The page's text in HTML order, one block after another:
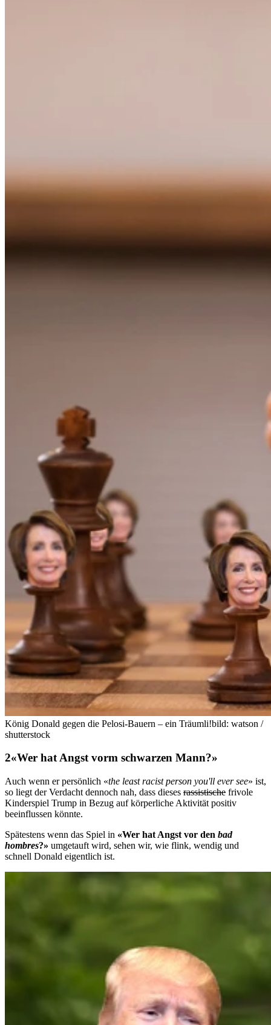
König Donald gegen die Pelosi-Bauern – ein Träumli!bild: watson /
shutterstock
«Wer hat Angst vorm schwarzen Mann?»
Auch wenn er persönlich «the least racist person you'll ever see» ist,
so liegt der Verdacht dennoch nah, dass dieses rassistische frivole
Kinderspiel Trump in Bezug auf körperliche Aktivität positiv
beeinflussen könnte.
Spätestens wenn das Spiel in «Wer hat Angst vor den bad
hombres?» umgetauft wird, sehen wir, wie flink, wendig und
schnell Donald eigentlich ist.